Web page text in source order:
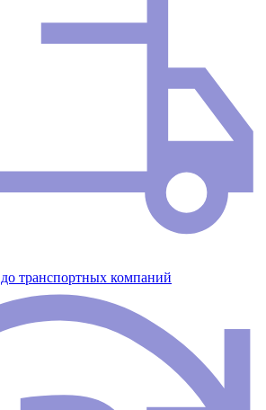
до транспортных компаний